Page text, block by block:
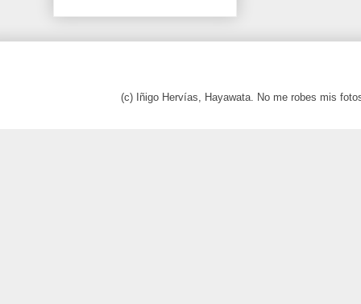
(c) Iñigo Hervías, Hayawata. No me robes mis